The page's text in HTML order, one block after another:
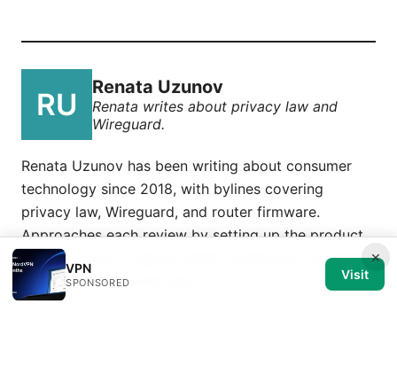
Renata Uzunov
Renata writes about privacy law and
Wireguard.
Renata Uzunov has been writing about consumer
technology since 2018, with bylines covering
privacy law, Wireguard, and router firmware.
Approaches each review by setting up the product
the same way a typical reader would and recording
every snag along the way.
×
VPN
SPONSORED
Visit